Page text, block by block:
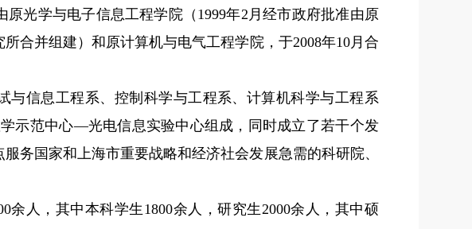
原光学与电子信息工程学院（1999年2 月经市政府批准由原
合并组建）和原计算机与电气工程学院，于2008年10月合
与信息工程系、控制科学与工程系、计算机科学与工程系
示范中心—光电信息实验中心组成，同时成立了若干个发
务国家和上海市重要战略和经济社会发展急需的科研院、
余人，其中本科学生 1800余人，研究生2000余人，其中硕